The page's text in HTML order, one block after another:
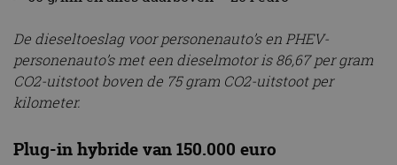
De dieseltoeslag voor personenauto’s en PHEV-
personenauto’s met een dieselmotor is 86,67 per gram
CO2‑uitstoot boven de 75 gram CO2‑uitstoot per
kilometer.
Plug-in hybride van 150.000 euro